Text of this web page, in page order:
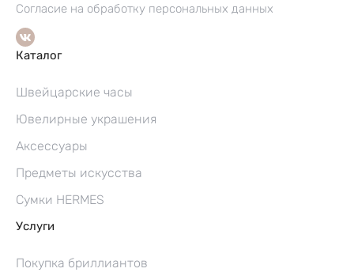
Согласие на обработку персональных данных
Каталог
Швейцарские часы
Ювелирные украшения
Аксессуары
Предметы искусства
Сумки HERMES
Услуги
Покупка бриллиантов